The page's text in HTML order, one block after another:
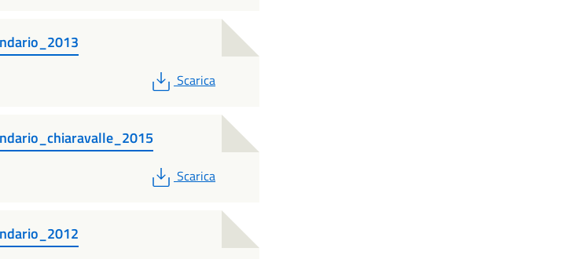
PDF
Scarica
PDF
Scarica